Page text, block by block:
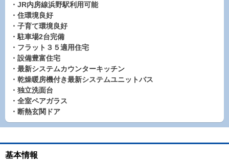
・JR内房線浜野駅利用可能
・住環境良好
・子育て環境良好
・駐車場2台完備
・フラット３５適用住宅
・設備豊富住宅
・最新システムカウンターキッチン
・乾燥暖房機付き最新システムユニットバス
・独立洗面台
・全室ペアガラス
・断熱玄関ドア
基本情報